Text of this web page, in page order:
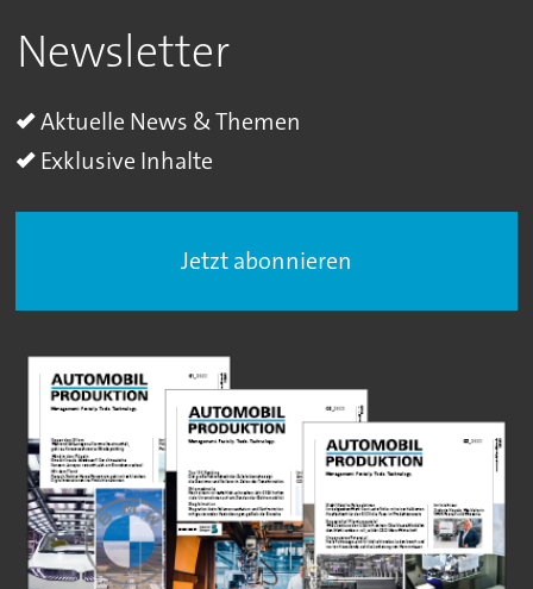
Newsletter
Aktuelle News & Themen
Exklusive Inhalte
Jetzt abonnieren